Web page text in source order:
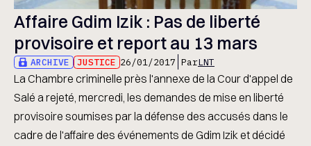
Affaire Gdim Izik : Pas de liberté
provisoire et report au 13 mars
ARCHIVE JUSTICE 26/01/2017 ParLNT
La Chambre criminelle près l'annexe de la Cour d'appel de
Salé a rejeté, mercredi, les demandes de mise en liberté
provisoire soumises par la défense des accusés dans le
cadre de l'affaire des événements de Gdim Izik et décidé